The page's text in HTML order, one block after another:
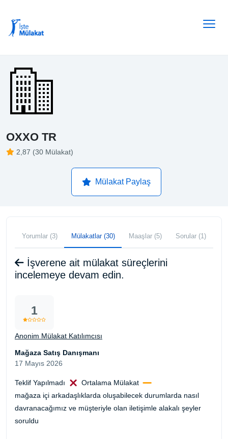
OXXO TR
2,87 (30 Mülakat)
Mülakat Paylaş
Yorumlar (3) Mülakatlar (30) Maaşlar (5) Sorular (1)
İşverene ait mülakat süreçlerini
incelemeye devam edin.
1
Anonim Mülakat Katılımcısı
Mağaza Satış Danışmanı
17 Mayıs 2026
Teklif Yapılmadı
Ortalama Mülakat
mağaza içi arkadaşlıklarda oluşabilecek durumlarda nasıl
davranacağımız ve müşteriyle olan iletişimle alakalı şeyler
soruldu